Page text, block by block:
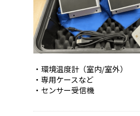
・環境温度計（室内/室外）
・専用ケースなど
・センサー受信機